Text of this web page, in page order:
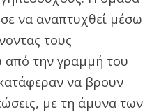
να αναπτυχθεί μέσω
τους
από την γραμμή του
να βρουν
με τη άμυνα των